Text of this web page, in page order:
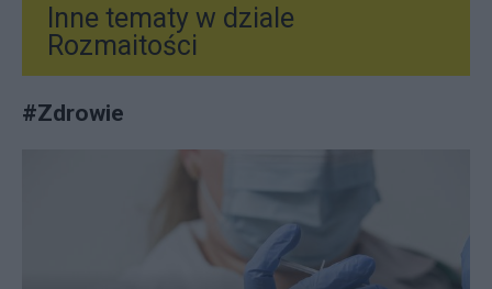
Inne tematy w dziale
Rozmaitości
#Zdrowie